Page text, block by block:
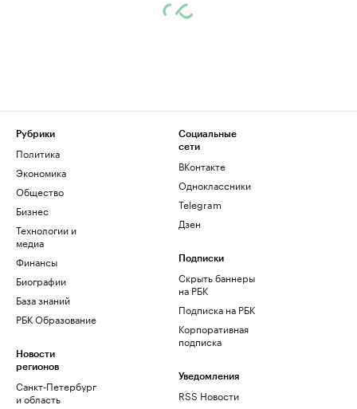
Рубрики
Политика
Экономика
Общество
Бизнес
Технологии и
медиа
Финансы
Биографии
База знаний
РБК Образование
Новости
регионов
Санкт-Петербург
и область
Социальные
сети
ВКонтакте
Одноклассники
Telegram
Дзен
Подписки
Скрыть баннеры
на РБК
Подписка на РБК
Корпоративная
подписка
Уведомления
RSS Новости